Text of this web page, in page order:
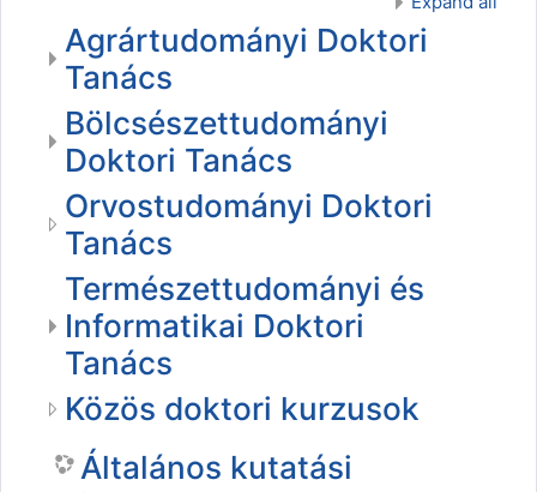
Agrártudományi Doktori
Tanács
Bölcsészettudományi
Doktori Tanács
Orvostudományi Doktori
Tanács
Természettudományi és
Informatikai Doktori
Tanács
Közös doktori kurzusok
Általános kutatási